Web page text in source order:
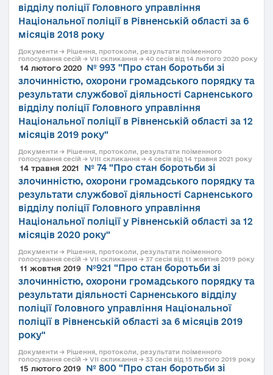
відділу поліції Головного управління
Національної поліції в Рівненській області за 6
місяців 2018 року
Документи → Рішення, протоколи, результати поіменного
голосування сесій → VII скликання → 40 сесія від 14 лютого 2020 року
14 лютого 2020
№ 993 "Про стан боротьби зі
злочинністю, охорони громадського порядку та
результати службової діяльності Сарненського
відділу поліції Головного управління
Національної поліції в Рівненській області за 12
місяців 2019 року"
Документи → Рішення, протоколи, результати поіменного
голосування сесій → VIII скликання → 4 сесія від 14 травня 2021 року
14 травня 2021
№ 74 "Про стан боротьби зі
злочинністю, охорони громадського порядку та
результати службової діяльності Сарненського
відділу поліції Головного управління
Національної поліції у Рівненській області за 12
місяців 2020 року"
Документи → Рішення, протоколи, результати поіменного
голосування сесій → VII скликання → 37 сесія від 11 жовтня 2019 року
11 жовтня 2019
№921 "Про стан боротьби зі
злочинністю, охорони громадського порядку та
результати діяльності Сарненського відділу
поліції Головного управління Національної
поліції в Рівненській області за 6 місяців 2019
року"
Документи → Рішення, протоколи, результати поіменного
голосування сесій → VII скликання → 33 сесія від 15 лютого 2019 року
15 лютого 2019 № 800 "Про стан боротьби зі